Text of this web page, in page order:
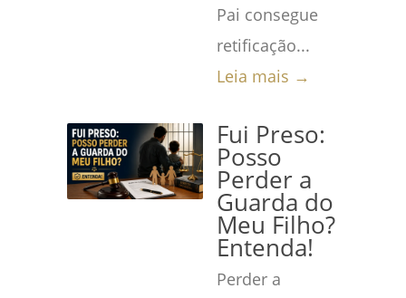
Pai consegue
retificação...
Leia mais →
Fui Preso:
Posso
Perder a
Guarda do
Meu Filho?
Entenda!
Perder a